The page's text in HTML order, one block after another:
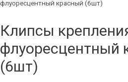
флуоресцентный красный (6шт)
Клипсы
флуоресцентный
(6шт)